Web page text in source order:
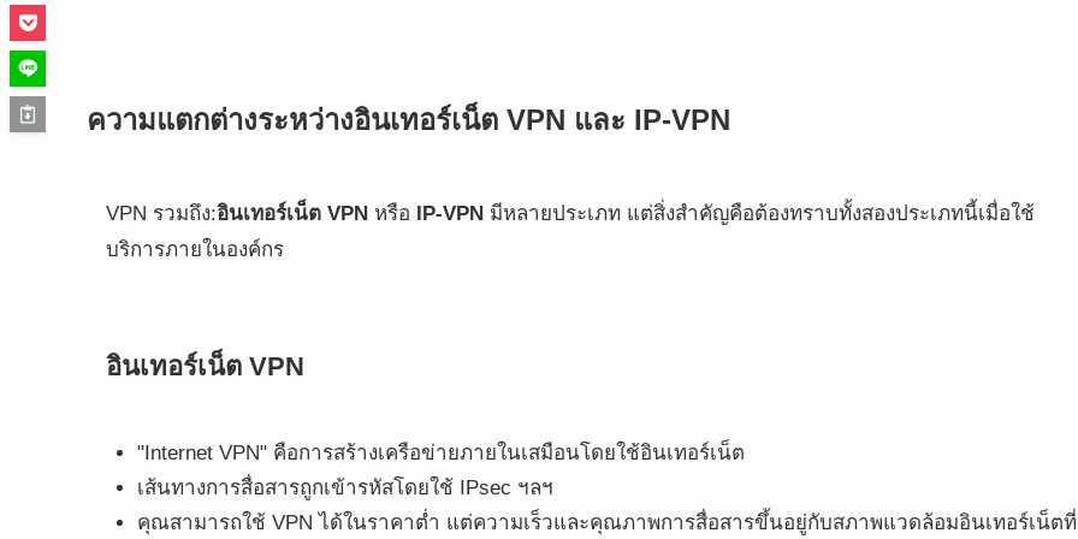
ความแตกต่างระหว่างอินเทอร์เน็ต VPN และ IP-VPN
VPN รวมถึง:อินเทอร์เน็ต VPN หรือ IP-VPN มีหลายประเภท แต่สิ่งสำคัญคือต้องทราบทั้งสองประเภทนี้เมื่อใช้
บริการภายในองค์กร
อินเทอร์เน็ต VPN
"Internet VPN" คือการสร้างเครือข่ายภายในเสมือนโดยใช้อินเทอร์เน็ต
เส้นทางการสื่อสารถูกเข้ารหัสโดยใช้ IPsec ฯลฯ
คุณสามารถใช้ VPN ได้ในราคาต่ำ แต่ความเร็วและคุณภาพการสื่อสารขึ้นอยู่กับสภาพแวดล้อมอินเทอร์เน็ตที่